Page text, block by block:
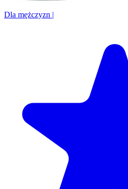
Dla mężczyzn |